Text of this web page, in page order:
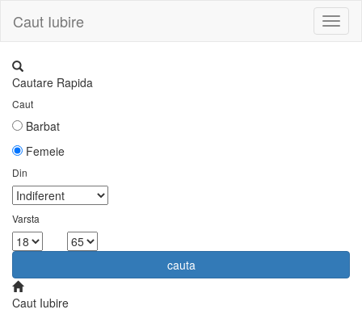
Caut Iubire
Cautare Rapida
Caut
Barbat
Femeie
Din
Varsta
cauta
Caut Iubire